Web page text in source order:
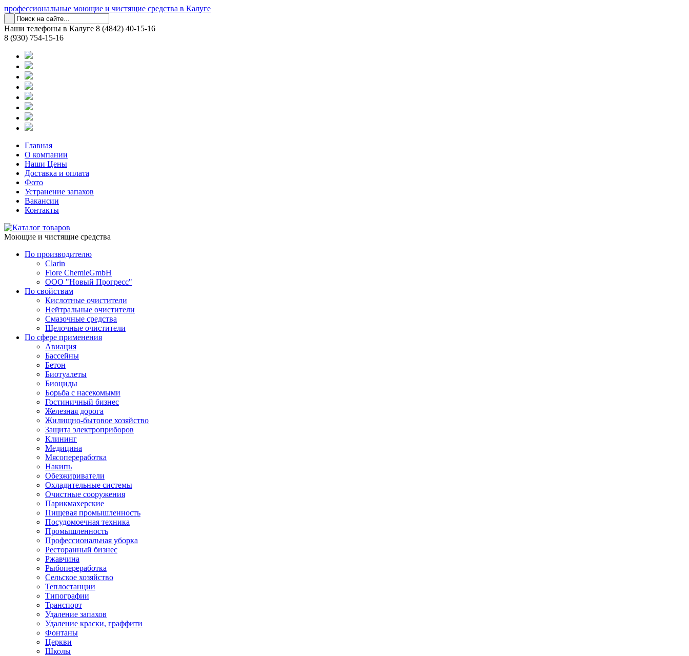
профессиональные моющие и чистящие средства в Калуге
Наши телефоны в Калуге 8 (4842) 40-15-16
8 (930) 754-15-16
Главная
О компании
Наши Цены
Доставка и оплата
Фото
Устранение запахов
Вакансии
Контакты
Моющие и чистящие средства
По производителю
Clarin
Flore ChemieGmbH
ООО "Новый Прогресс"
По свойствам
Кислотные очистители
Нейтральные очистители
Смазочные средства
Щелочные очистители
По сфере применения
Авиация
Бассейны
Бетон
Биотуалеты
Биоциды
Борьба с насекомыми
Гостиничный бизнес
Железная дорога
Жилищно-бытовое хозяйство
Защита электроприборов
Клининг
Медицина
Мясопереработка
Накипь
Обезжириватели
Охладительные системы
Очистные сооружения
Парикмахерские
Пищевая промышленность
Посудомоечная техника
Промышленность
Профессиональная уборка
Ресторанный бизнес
Ржавчина
Рыбопереработка
Сельское хозяйство
Теплостанции
Типографии
Транспорт
Удаление запахов
Удаление краски, граффити
Фонтаны
Церкви
Школы